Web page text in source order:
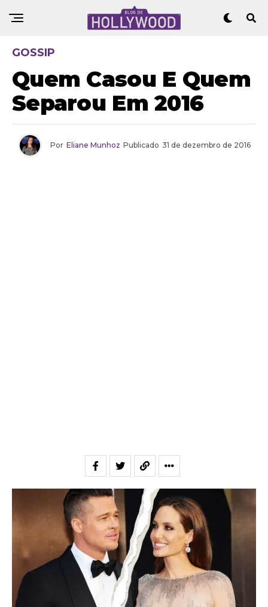
GOSSIP
Quem Casou E Quem
Separou Em 2016
Por Eliane Munhoz Publicado 31 de dezembro de 2016